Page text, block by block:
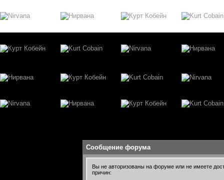
Сообщение форума
Вы не авторизованы на форуме или не имеете
причин: